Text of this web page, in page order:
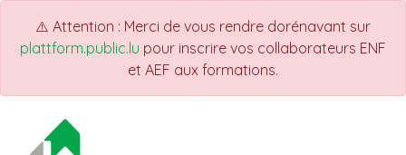
⚠️ Attention : Merci de vous rendre dorénavant sur
plattform.public.lu pour inscrire vos collaborateurs ENF
et AEF aux formations.